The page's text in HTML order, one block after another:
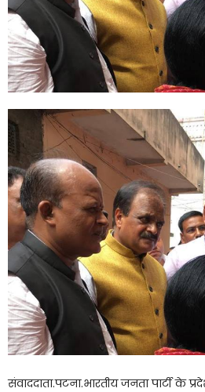
संवाददाता.पटना.भारतीय जनता पार्टी के